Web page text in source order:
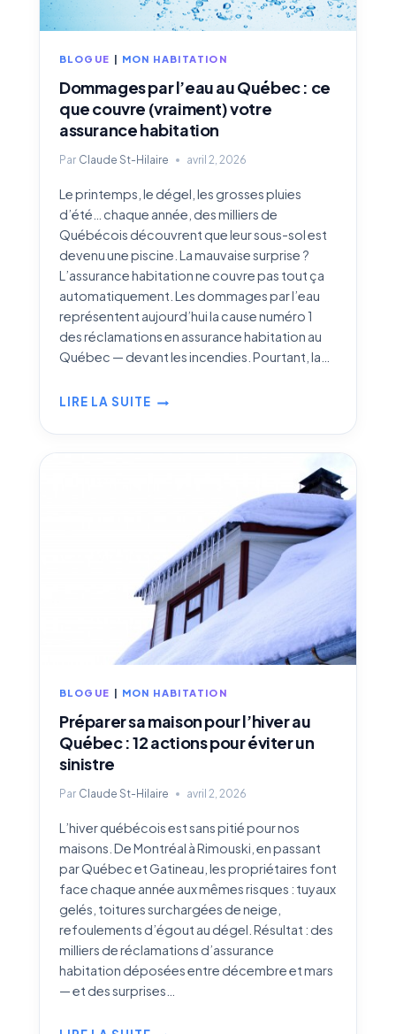
BLOGUE MON HABITATION
Dommages par l’eau au Québec : ce
que couvre (vraiment) votre
assurance habitation
Par Claude St-Hilaire avril 2, 2026
Le printemps, le dégel, les grosses pluies
d’été… chaque année, des milliers de
Québécois découvrent que leur sous-sol est
devenu une piscine. La mauvaise surprise ?
L’assurance habitation ne couvre pas tout ça
automatiquement. Les dommages par l’eau
représentent aujourd’hui la cause numéro 1
des réclamations en assurance habitation au
Québec — devant les incendies. Pourtant, la…
LIRE LA SUITE
DOMMAGES
ASSURANCE
BLOGUE | MON HABITATION
Préparer sa maison pour l’hiver au
Québec : 12 actions pour éviter un
sinistre
Par Claude St-Hilaire avril 2, 2026
L’hiver québécois est sans pitié pour nos
maisons. De Montréal à Rimouski, en passant
par Québec et Gatineau, les propriétaires font
face chaque année aux mêmes risques : tuyaux
gelés, toitures surchargées de neige,
refoulements d’égout au dégel. Résultat : des
milliers de réclamations d’assurance
habitation déposées entre décembre et mars
— et des surprises…